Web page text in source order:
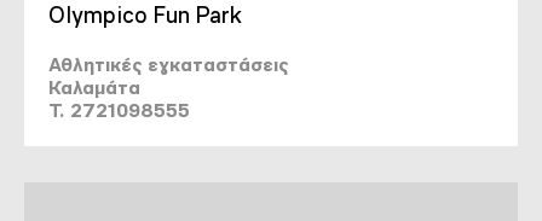
Olympico Fun Park
Αθλητικές εγκαταστάσεις
Καλαμάτα
T. 2721098555